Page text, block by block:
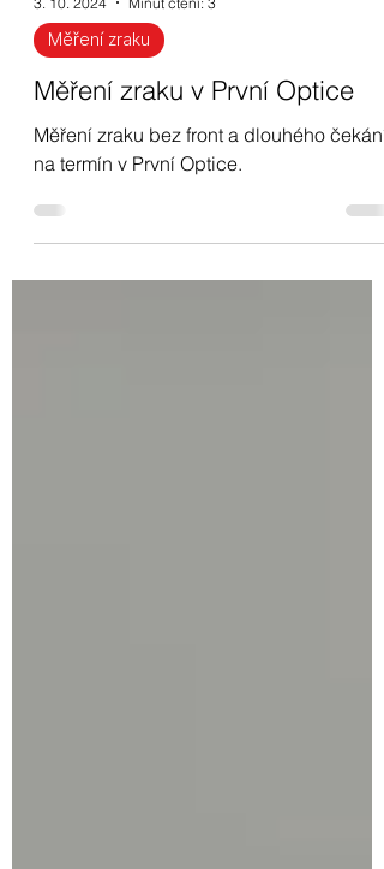
3. 10. 2024 Minut čtení: 3
Měření zraku
Měření zraku v První Optice
Měření zraku bez front a dlouhého čekání
na termín v První Optice.